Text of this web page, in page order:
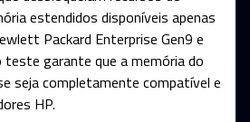
estendidos disponíveis apenas
Packard Enterprise Gen9 e
garante que a memória do
seja completamente compatível e
HP.